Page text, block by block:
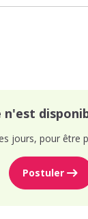
n'est
jours, pour être
Postuler